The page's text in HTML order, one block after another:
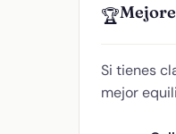
🏆
Si tienes
mejor